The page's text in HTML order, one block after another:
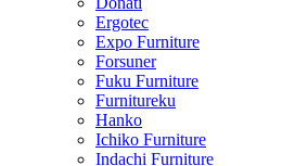
Ergotec
Expo Furniture
Forsuner
Fuku Furniture
Furnitureku
Hanko
Ichiko Furniture
Indachi Furniture